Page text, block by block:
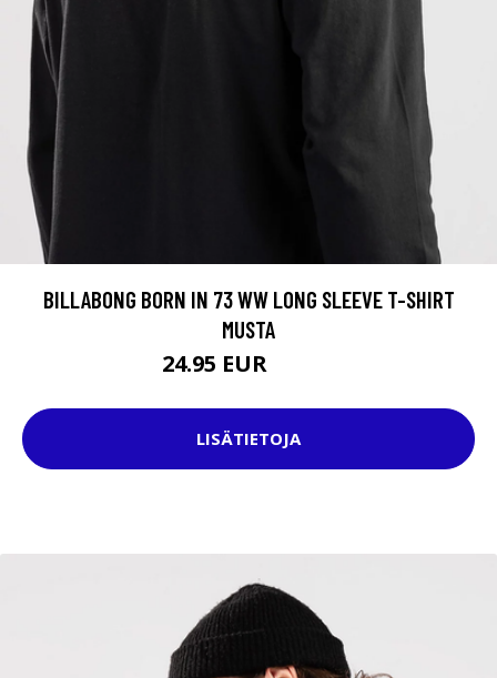
BILLABONG BORN IN 73 WW LONG SLEEVE T-SHIRT
MUSTA
24.95 EUR
LISÄTIETOJA